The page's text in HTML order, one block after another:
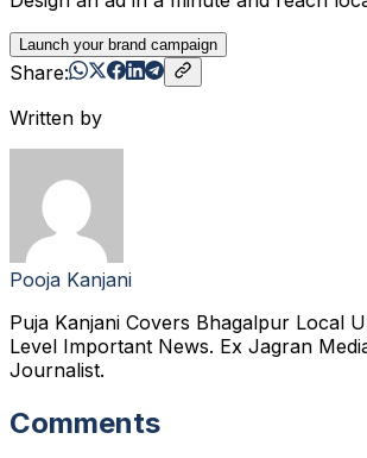
Launch your brand campaign
Share:
Written by
Pooja Kanjani
Puja Kanjani Covers Bhagalpur Local
Level Important News. Ex Jagran
Journalist.
Comments